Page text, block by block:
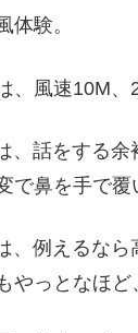
験。
風速10M、
話をする余
で鼻を手で覆
例えるなら
やっとなほど